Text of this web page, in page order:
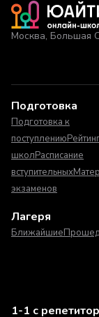
Москва, Большая
Подготовка
Подготовка к
поступлению
школРасписание
вступительных
экзаменов
Лагеря
Ближайшие
1-1 с